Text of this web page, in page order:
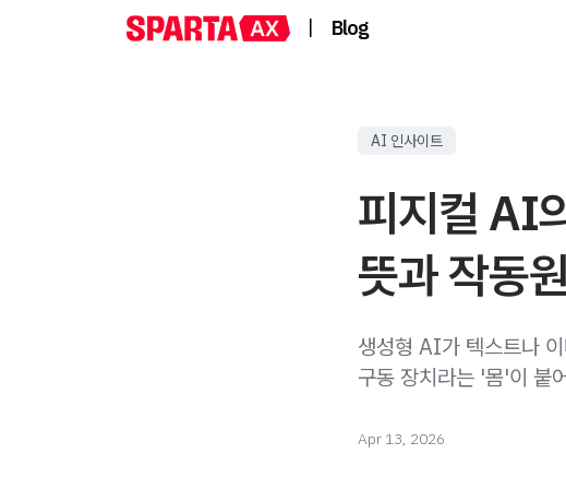
| Blog
AI 인사이트
피지컬 AI
뜻과 작동
생성형 AI가 텍스트나
구동 장치라는 '몸'이 붙
Apr 13, 2026